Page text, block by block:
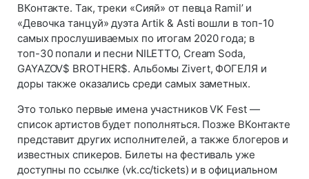
ВКонтакте. Так, треки «Сияй» от певца Ramil’ и
«Девочка танцуй» дуэта Artik & Asti вошли в топ-10
самых прослушиваемых по итогам 2020 года; в
топ-30 попали и песни NILETTO, Cream Soda,
GAYAZOV$ BROTHER$. Альбомы Zivert, ФОГЕЛЯ и
доры также оказались среди самых заметных.
Это только первые имена участников VK Fest —
список артистов будет пополняться. Позже ВКонтакте
представит других исполнителей, а также блогеров и
известных спикеров. Билеты на фестиваль уже
доступны по ссылке (vk.cc/tickets) и в официальном